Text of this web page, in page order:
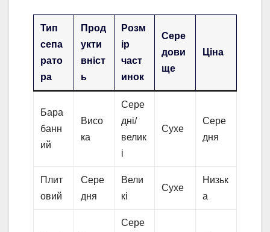
Тип
сепа
рато
ра
Прод
укти
вніст
ь
Розм
ір
част
инок
Сере
дови
ще
Ціна
Бара
банн
ий
Висо
ка
Сере
дні/
велик
і
Сухе
Сере
дня
Плит
овий
Сере
дня
Вели
кі
Сухе
Низьк
а
Сере